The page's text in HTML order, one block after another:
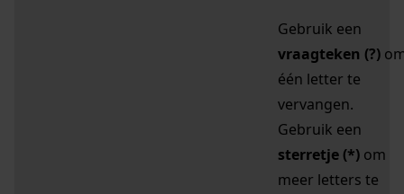
Gebruik een
vraagteken (?)
één letter te
vervangen.
Gebruik een
sterretje (*) om
meer letters te